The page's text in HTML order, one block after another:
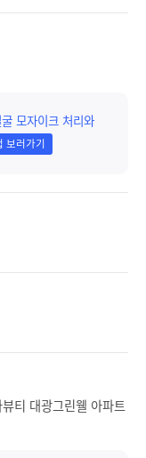
모자이크 처리와
보러가기
티 대광그린웰 아파트